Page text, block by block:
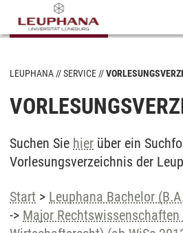
LEUPHANA SERVICE
Suchen Sie hier über ein
Vorlesungsverzeichnis der
Start > Leuphana Bachelor
-> Major